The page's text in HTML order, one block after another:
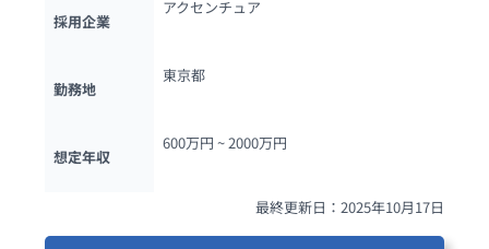
採用企業
アクセンチュア
勤務地
東京都
想定年収
600万円 ~ 2000万円
最終更新日：2025年10月17日